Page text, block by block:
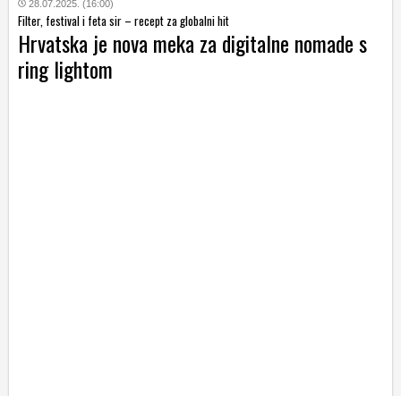
28.07.2025. (16:00)
Filter, festival i feta sir – recept za globalni hit
Hrvatska je nova meka za digitalne nomade s
ring lightom